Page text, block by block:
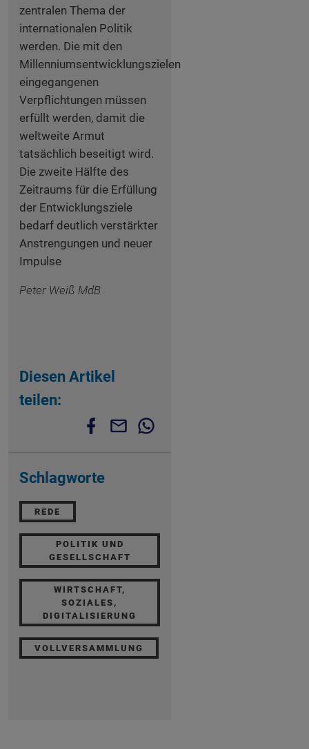
zentralen Thema der
internationalen Politik
werden. Die mit den
Millenniumsentwicklungszielen
eingegangenen
Verpflichtungen müssen
erfüllt werden, damit die
weltweite Armut
tatsächlich beseitigt wird.
Die zweite Hälfte des
Zeitraums für die Erfüllung
der Entwicklungsziele
bedarf deutlich verstärkter
Anstrengungen und neuer
Impulse
Peter Weiß MdB
Diesen Artikel
teilen:
Schlagworte
REDE
POLITIK UND
GESELLSCHAFT
WIRTSCHAFT,
SOZIALES,
DIGITALISIERUNG
VOLLVERSAMMLUNG